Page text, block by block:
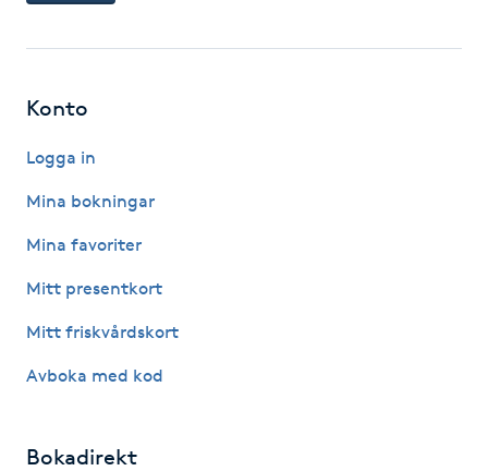
Frekvensterapi
Friskvårdsmassage
Frisör
Konto
Logga in
Mina bokningar
Mina favoriter
Mitt presentkort
Mitt friskvårdskort
Avboka med kod
Bokadirekt